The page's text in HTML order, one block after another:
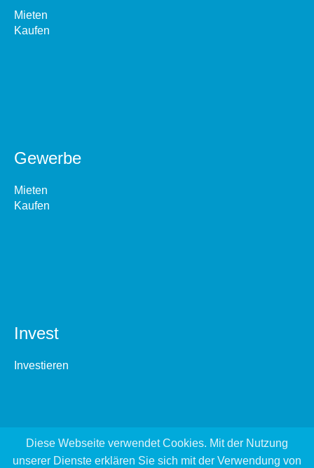
Mieten
Kaufen
Gewerbe
Mieten
Kaufen
Invest
Investieren
Diese Webseite verwendet Cookies. Mit der Nutzung
unserer Dienste erklären Sie sich mit der Verwendung von